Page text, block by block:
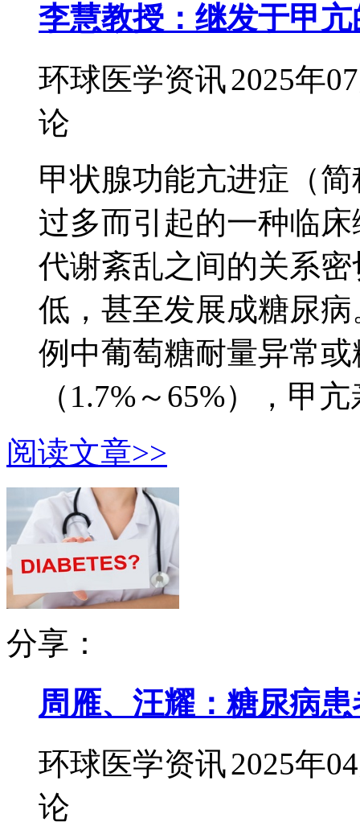
李慧教授：继发于甲
环球医学资讯2025年
论
甲状腺功能亢进症（
过多而引起的一种临
代谢紊乱之间的关系
低，甚至发展成糖尿
例中葡萄糖耐量异常
（1.7%～65%），甲
阅读文章>>
分享：
周雁、汪耀：糖尿病
环球医学资讯2025年
论